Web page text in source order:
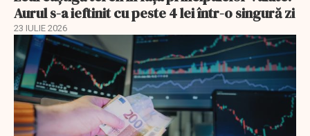
Aurul s-a ieftinit cu peste 4 lei într-o singură zi
23 IULIE 2026